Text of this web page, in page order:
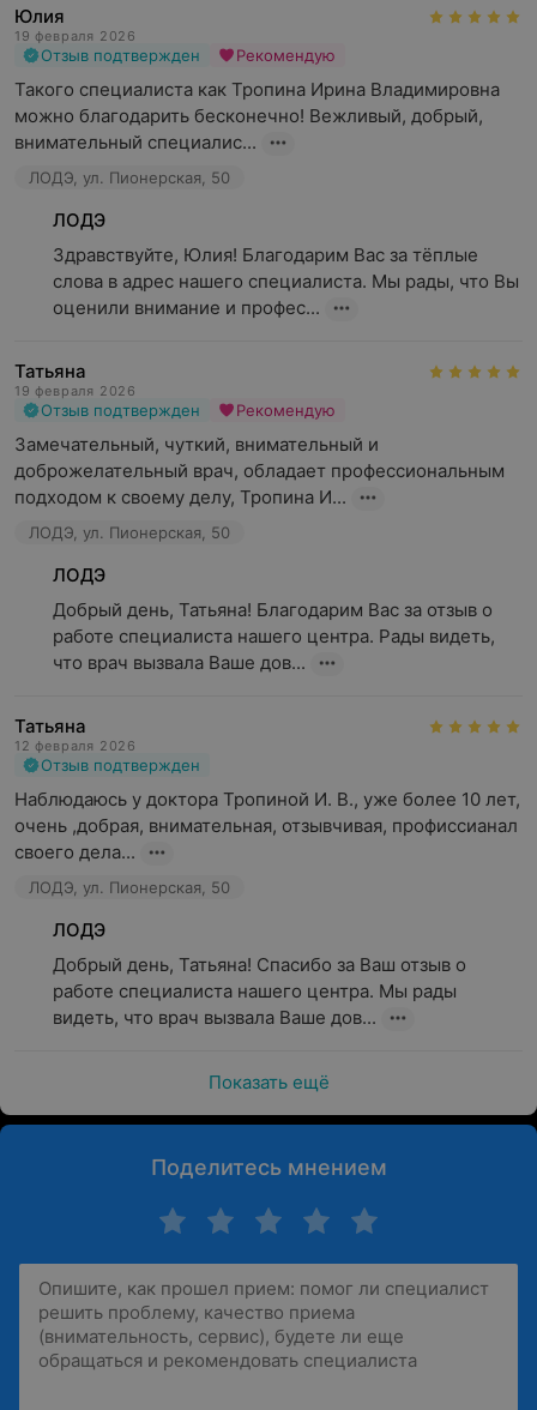
Юлия
19 февраля 2026
Отзыв подтвержден Рекомендую
Такого специалиста как Тропина Ирина Владимировна
можно благодарить бесконечно! Вежливый, добрый,
внимательный специалис...
ЛОДЭ, ул. Пионерская, 50
ЛОДЭ
Здравствуйте, Юлия! Благодарим Вас за тёплые
слова в адрес нашего специалиста. Мы рады, что Вы
оценили внимание и профес...
Татьяна
19 февраля 2026
Отзыв подтвержден Рекомендую
Замечательный, чуткий, внимательный и
доброжелательный врач, обладает профессиональным
подходом к своему делу, Тропина И...
ЛОДЭ, ул. Пионерская, 50
ЛОДЭ
Добрый день, Татьяна! Благодарим Вас за отзыв о
работе специалиста нашего центра. Рады видеть,
что врач вызвала Ваше дов...
Татьяна
12 февраля 2026
Отзыв подтвержден
Наблюдаюсь у доктора Тропиной И. В., уже более 10 лет,
очень ,добрая, внимательная, отзывчивая, профиссианал
своего дела...
ЛОДЭ, ул. Пионерская, 50
ЛОДЭ
Добрый день, Татьяна! Спасибо за Ваш отзыв о
работе специалиста нашего центра. Мы рады
видеть, что врач вызвала Ваше дов...
Показать ещё
Поделитесь мнением